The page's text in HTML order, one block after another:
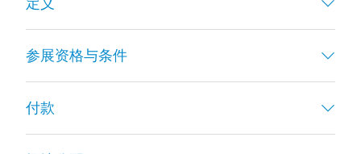
参展资格与条件
付款